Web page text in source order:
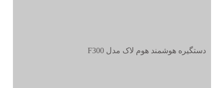
دستگیره هوشمند هوم لاک مدل F300